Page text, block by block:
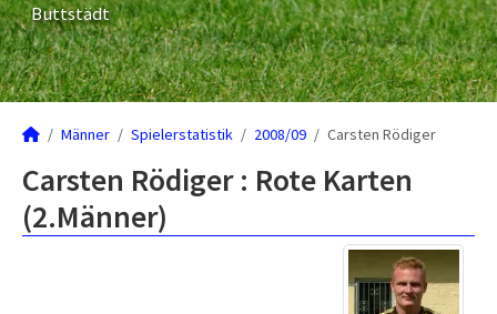
Buttstädt
Männer Spielerstatistik 2008/09 Carsten Rödiger
Carsten Rödiger : Rote Karten
(2.Männer)